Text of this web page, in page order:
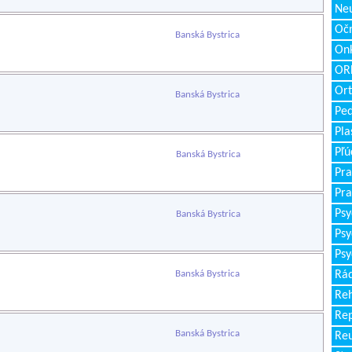
Banská Bystrica
Banská Bystrica
Banská Bystrica
Banská Bystrica
Banská Bystrica
Banská Bystrica